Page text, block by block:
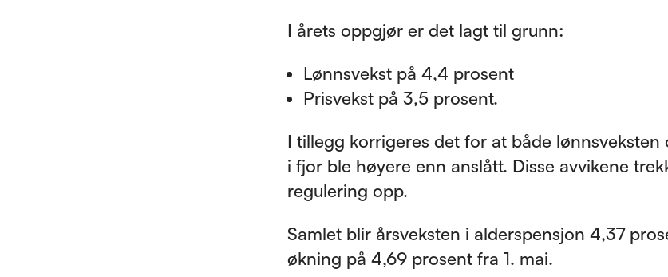
I årets oppgjør er det lagt til grunn:
Lønnsvekst på 4,4 prosent
Prisvekst på 3,5 prosent.
I tillegg korrigeres det for at både lønnsveksten
i fjor ble høyere enn anslått. Disse avvikene
regulering opp.
Samlet blir årsveksten i alderspensjon 4,37
økning på 4,69 prosent fra 1. mai.